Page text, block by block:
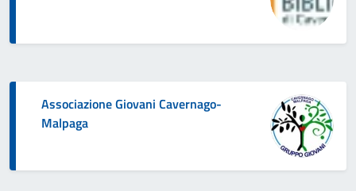
Associazione Giovani Cavernago-
Malpaga